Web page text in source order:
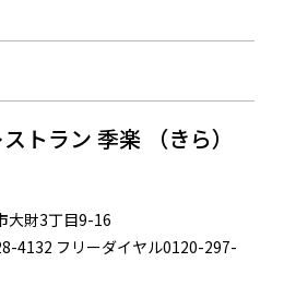
トラン 季楽 （きら）
大財3丁目9-16
4132 フリーダイヤル0120-297-